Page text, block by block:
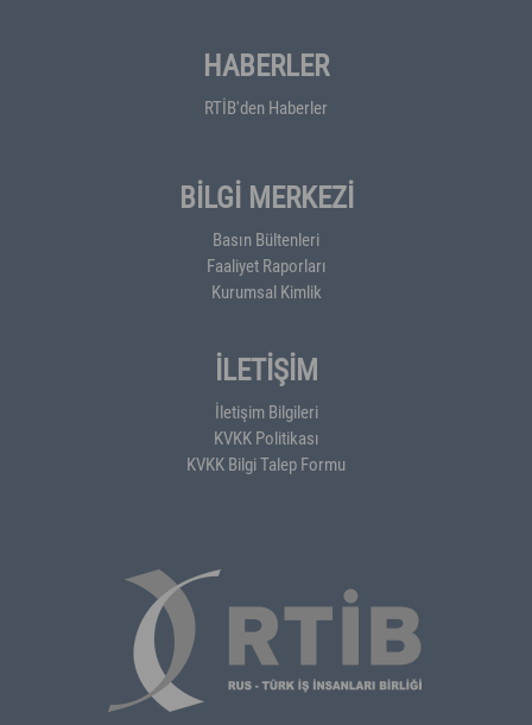
HABERLER
RTİB'den Haberler
BİLGİ MERKEZİ
Basın Bültenleri
Faaliyet Raporları
Kurumsal Kimlik
İLETİŞİM
İletişim Bilgileri
KVKK Politikası
KVKK Bilgi Talep Formu